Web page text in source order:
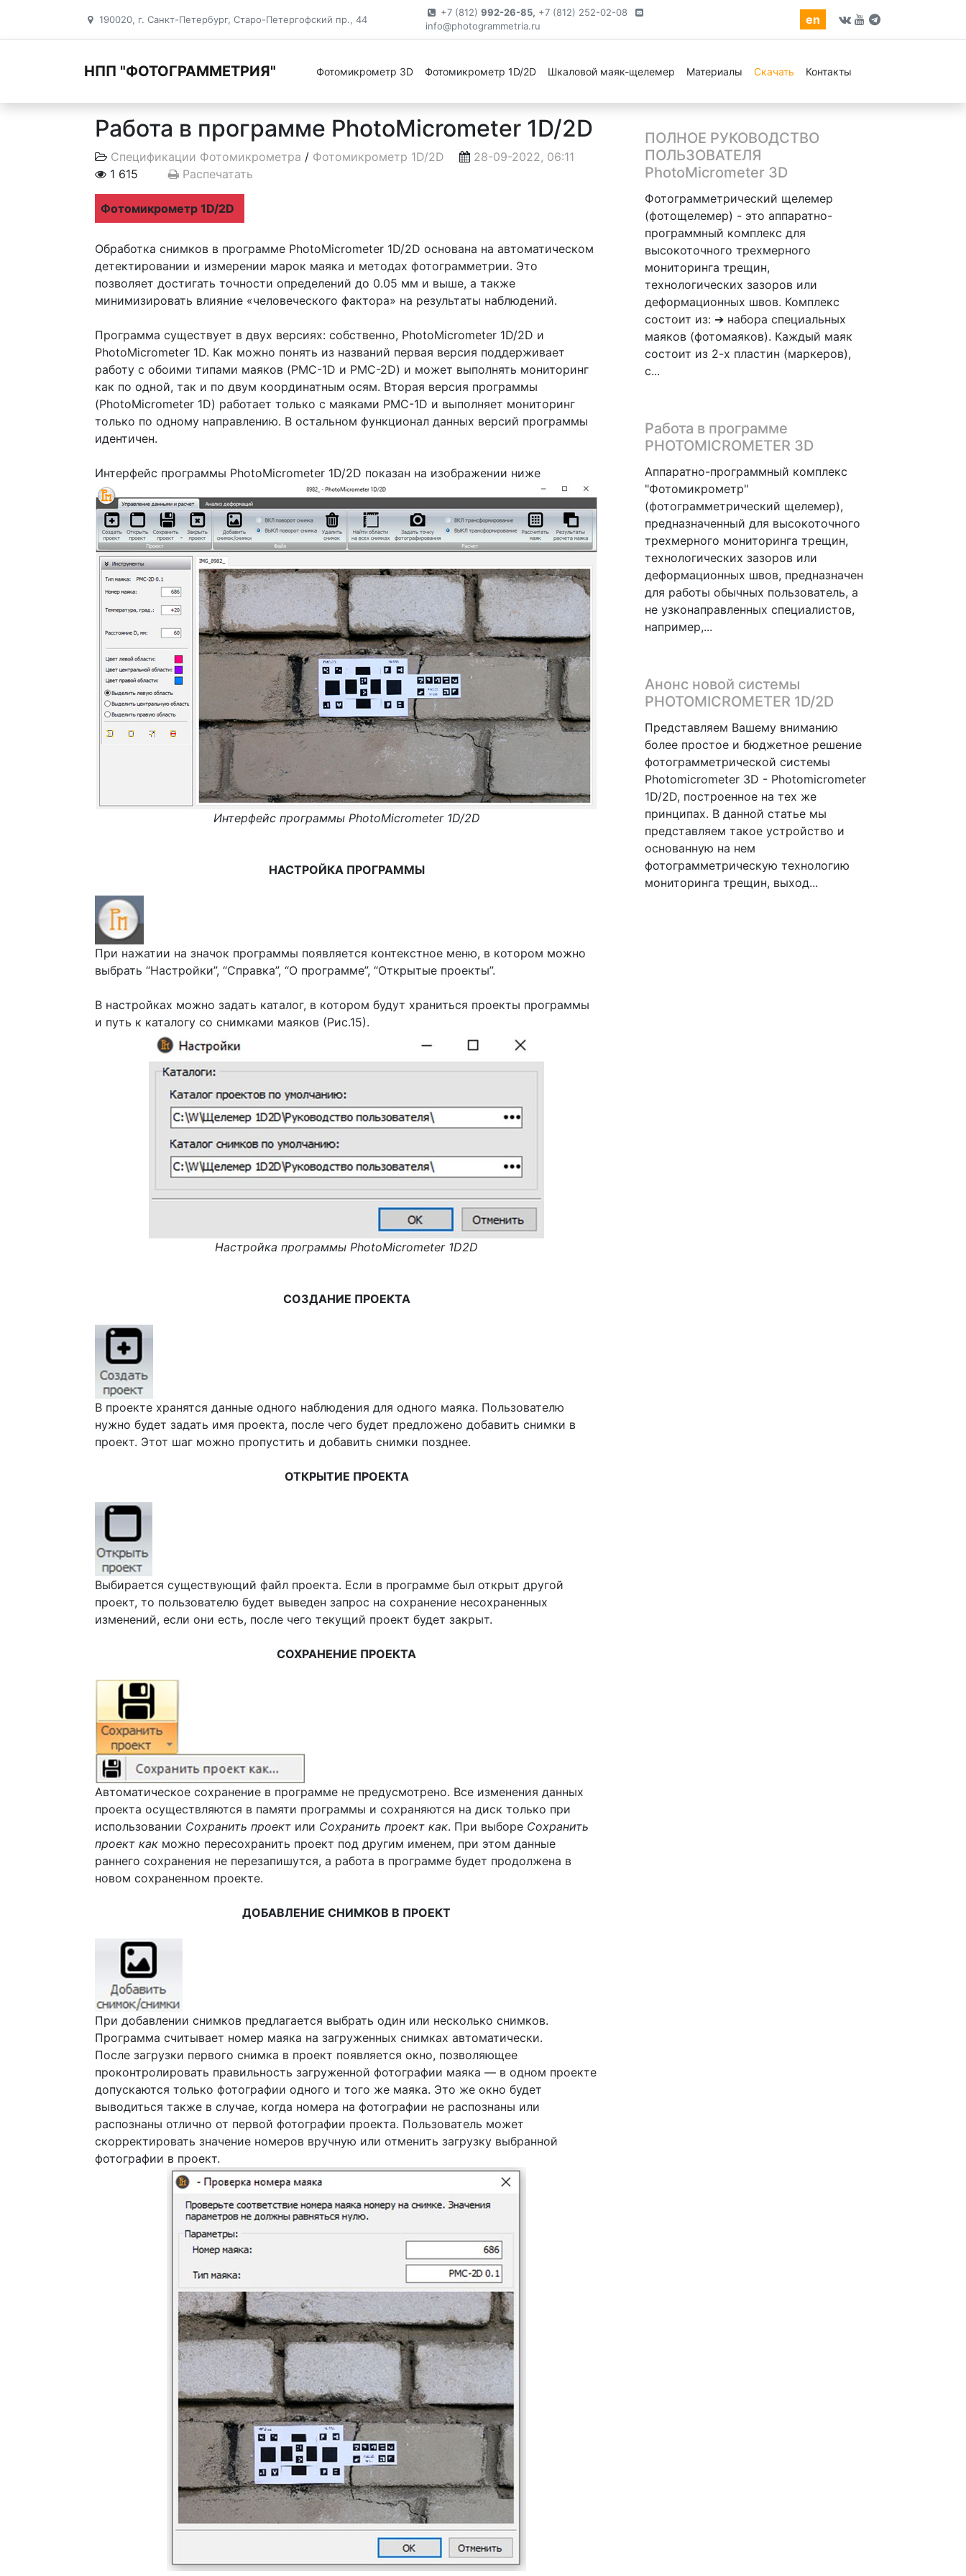
190020, г. Санкт-Петербург, Старо-Петергофский пр., 44
+7 (812) 992-26-85, +7 (812) 252-02-08
info@photogrammetria.ru
en
НПП "ФОТОГРАММЕТРИЯ" Фотомикрометр 3D Фотомикрометр 1D/2D Шкаловой маяк-щелемер Материалы Скачать Контакты
Работа в программе PhotoMicrometer 1D/2D
Спецификации Фотомикрометра / Фотомикрометр 1D/2D
28-09-2022, 06:11
1 615
Распечатать
Фотомикрометр 1D/2D
Обработка снимков в программе PhotoMicrometer 1D/2D основана на автоматическом
детектировании и измерении марок маяка и методах фотограмметрии. Это
позволяет достигать точности определений до 0.05 мм и выше, а также
минимизировать влияние «человеческого фактора» на результаты наблюдений.
Программа существует в двух версиях: собственно, PhotoMicrometer 1D/2D и
PhotoMicrometer 1D. Как можно понять из названий первая версия поддерживает
работу с обоими типами маяков (PMC-1D и PMC-2D) и может выполнять мониторинг
как по одной, так и по двум координатным осям. Вторая версия программы
(PhotoMicrometer 1D) работает только с маяками PMC-1D и выполняет мониторинг
только по одному направлению. В остальном функционал данных версий программы
идентичен.
Интерфейс программы PhotoMicrometer 1D/2D показан на изображении ниже
Интерфейс программы PhotoMicrometer 1D/2D
НАСТРОЙКА ПРОГРАММЫ
При нажатии на значок программы появляется контекстное меню, в котором можно
выбрать “Настройки”, “Справка”, “О программе”, “Открытые проекты”.
В настройках можно задать каталог, в котором будут храниться проекты программы
и путь к каталогу со снимками маяков (Рис.15).
Настройка программы PhotoMicrometer 1D2D
СОЗДАНИЕ ПРОЕКТА
В проекте хранятся данные одного наблюдения для одного маяка. Пользователю
нужно будет задать имя проекта, после чего будет предложено добавить снимки в
проект. Этот шаг можно пропустить и добавить снимки позднее.
ОТКРЫТИЕ ПРОЕКТА
Выбирается существующий файл проекта. Если в программе был открыт другой
проект, то пользователю будет выведен запрос на сохранение несохраненных
изменений, если они есть, после чего текущий проект будет закрыт.
СОХРАНЕНИЕ ПРОЕКТА
Автоматическое сохранение в программе не предусмотрено. Все изменения данных
проекта осуществляются в памяти программы и сохраняются на диск только при
использовании Сохранить проект или Сохранить проект как. При выборе Сохранить
проект как можно пересохранить проект под другим именем, при этом данные
раннего сохранения не перезапишутся, а работа в программе будет продолжена в
новом сохраненном проекте.
ДОБАВЛЕНИЕ СНИМКОВ В ПРОЕКТ
При добавлении снимков предлагается выбрать один или несколько снимков.
Программа считывает номер маяка на загруженных снимках автоматически.
После загрузки первого снимка в проект появляется окно, позволяющее
проконтролировать правильность загруженной фотографии маяка — в одном проекте
допускаются только фотографии одного и того же маяка. Это же окно будет
выводиться также в случае, когда номера на фотографии не распознаны или
распознаны отлично от первой фотографии проекта. Пользователь может
скорректировать значение номеров вручную или отменить загрузку выбранной
фотографии в проект.
ПОЛНОЕ РУКОВОДСТВО
ПОЛЬЗОВАТЕЛЯ
PhotoMicrometer 3D
Фотограмметрический щелемер
(фотощелемер) - это аппаратно-
программный комплекс для
высокоточного трехмерного
мониторинга трещин,
технологических зазоров или
деформационных швов. Комплекс
состоит из: ➔ набора специальных
маяков (фотомаяков). Каждый маяк
состоит из 2-х пластин (маркеров),
с...
Работа в программе
PHOTOMICROMETER 3D
Аппаратно-программный комплекс
"Фотомикрометр"
(фотограмметрический щелемер),
предназначенный для высокоточного
трехмерного мониторинга трещин,
технологических зазоров или
деформационных швов, предназначен
для работы обычных пользователь, а
не узконаправленных специалистов,
например,...
Анонс новой системы
PHOTOMICROMETER 1D/2D
Представляем Вашему вниманию
более простое и бюджетное решение
фотограмметрической системы
Photomicrometer 3D - Photomicrometer
1D/2D, построенное на тех же
принципах. В данной статье мы
представляем такое устройство и
основанную на нем
фотограмметрическую технологию
мониторинга трещин, выход...